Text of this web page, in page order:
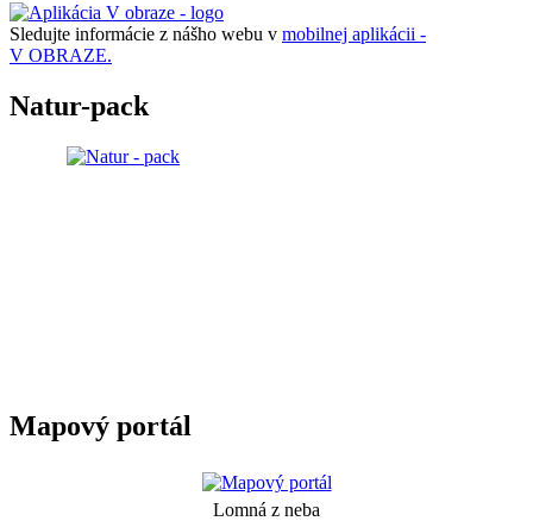
Sledujte informácie z nášho webu v mobilnej aplikácii -
V OBRAZE.
Natur-pack
Mapový portál
Lomná z neba